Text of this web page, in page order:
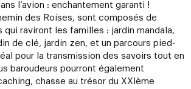
l’avion : enchantement garanti !
des Roises, sont composés de
qui raviront les familles : jardin mandala,
de clé, jardin zen, et un parcours pied-
pour la transmission des savoirs tout en
baroudeurs pourront également
chasse au trésor du XXIème